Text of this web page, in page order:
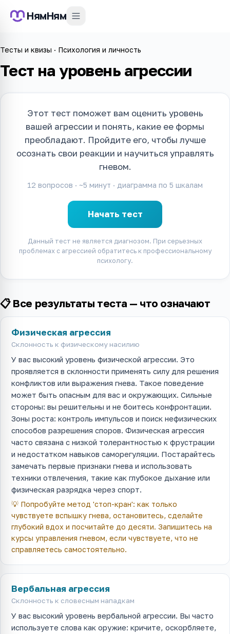
НямНям
Тесты и квизы · Психология и личность
Тест на уровень агрессии
Этот тест поможет вам оценить уровень
вашей агрессии и понять, какие ее формы
преобладают. Пройдите его, чтобы лучше
осознать свои реакции и научиться управлять
гневом.
12 вопросов · ~5 минут · диаграмма по 5 шкалам
Начать тест
Данный тест не является диагнозом. При серьезных
проблемах с агрессией обратитесь к профессиональному
психологу.
📋 Все результаты теста — что означают
Физическая агрессия
Склонность к физическому насилию
У вас высокий уровень физической агрессии. Это
проявляется в склонности применять силу для решения
конфликтов или выражения гнева. Такое поведение
может быть опасным для вас и окружающих. Сильные
стороны: вы решительны и не боитесь конфронтации.
Зоны роста: контроль импульсов и поиск нефизических
способов разрешения споров. Физическая агрессия
часто связана с низкой толерантностью к фрустрации
и недостатком навыков саморегуляции. Постарайтесь
замечать первые признаки гнева и использовать
техники отвлечения, такие как глубокое дыхание или
физическая разрядка через спорт.
💡 Попробуйте метод 'стоп-кран': как только
чувствуете вспышку гнева, остановитесь, сделайте
глубокий вдох и посчитайте до десяти. Запишитесь на
курсы управления гневом, если чувствуете, что не
справляетесь самостоятельно.
Вербальная агрессия
Склонность к словесным нападкам
У вас высокий уровень вербальной агрессии. Вы часто
используете слова как оружие: кричите, оскорбляете,